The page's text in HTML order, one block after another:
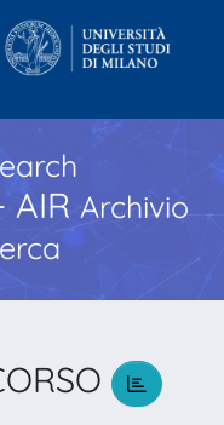
AIR Archivio